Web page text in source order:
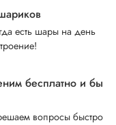
есть шары на день
бесплатно и бы
вопросы быстро